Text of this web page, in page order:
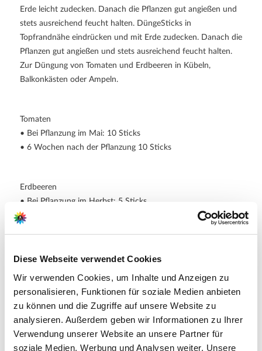
Diese Webseite verwendet Cookies
Wir verwenden Cookies, um Inhalte und Anzeigen zu
personalisieren, Funktionen für soziale Medien anbieten
zu können und die Zugriffe auf unsere Website zu
analysieren. Außerdem geben wir Informationen zu Ihrer
Verwendung unserer Website an unsere Partner für
soziale Medien, Werbung und Analysen weiter. Unsere
Erde leicht zudecken. Danach die Pflanzen gut angießen und
stets ausreichend feucht halten. DüngeSticks in
Topfrandnähe eindrücken und mit Erde zudecken. Danach die
Pflanzen gut angießen und stets ausreichend feucht halten.
Zur Düngung von Tomaten und Erdbeeren in Kübeln,
Balkonkästen oder Ampeln.
Tomaten
• Bei Pflanzung im Mai: 10 Sticks
• 6 Wochen nach der Pflanzung 10 Sticks
Erdbeeren
• Bei Pflanzung im Herbst: 5 Sticks
• Im April: 2-3 Sticks je nach Größe
Anwendungsempfehlungen:
Düngermenge halbieren.
• Erdbeeren: im Frühjahr nur wenig düngen, sonst bilden die
Pflanzen viel Laub und wenig Früchte.
Verwenderkategorie: Zur Düngung im Haus- und Kleingarten.